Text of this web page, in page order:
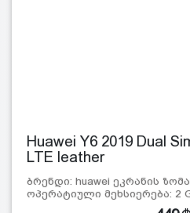
Huawei Y6 2019 Dual
LTE leather
ბრენდი: huawei ეკრანის
ოპერატიული მეხსიერება: 2